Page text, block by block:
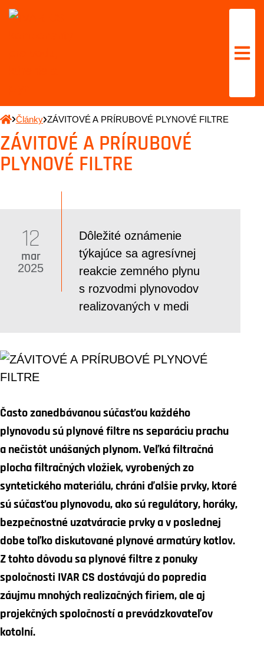
Články ZÁVITOVÉ A PRÍRUBOVÉ PLYNOVÉ FILTRE
ZÁVITOVÉ A PRÍRUBOVÉ
PLYNOVÉ FILTRE
12
mar
2025
Dôležité oznámenie
týkajúce sa agresívnej
reakcie zemného plynu
s rozvodmi plynovodov
realizovaných v medi
Často zanedbávanou súčasťou každého
plynovodu sú plynové filtre ns separáciu prachu
a nečistôt unášaných plynom. Veľká filtračná
plocha filtračných vložiek, vyrobených zo
syntetického materiálu, chráni ďalšie prvky, ktoré
sú súčasťou plynovodu, ako sú regulátory, horáky,
bezpečnostné uzatváracie prvky a v poslednej
dobe toľko diskutované plynové armatúry kotlov.
Z tohto dôvodu sa plynové filtre z ponuky
spoločnosti IVAR CS dostávajú do popredia
záujmu mnohých realizačných firiem, ale aj
projekčných spoločností a prevádzkovateľov
kotolní.